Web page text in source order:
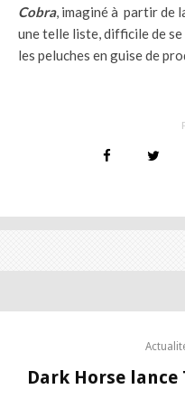
Cobra, imaginé à partir de
une telle liste, difficile de
les peluches en guise de
Dark Horse